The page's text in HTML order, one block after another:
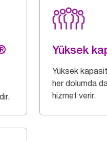
Yüksek
Yüksek
her dolumda
hizmet verir.